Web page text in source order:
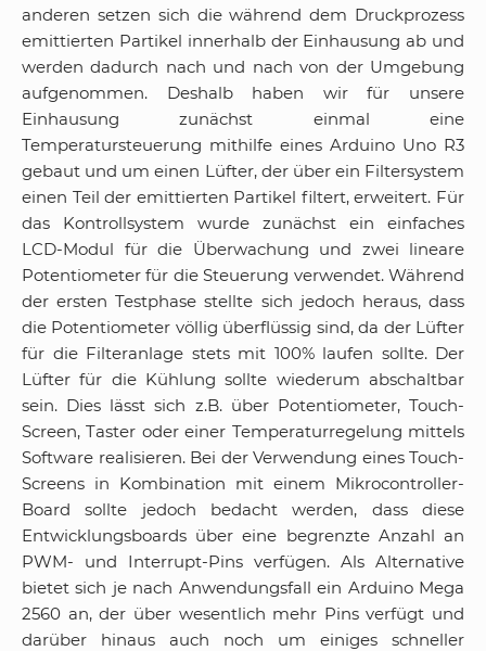
anderen setzen sich die während dem Druckprozess
emittierten Partikel innerhalb der Einhausung ab und
werden dadurch nach und nach von der Umgebung
aufgenommen. Deshalb haben wir für unsere
Einhausung zunächst einmal eine
Temperatursteuerung mithilfe eines Arduino Uno R3
gebaut und um einen Lüfter, der über ein Filtersystem
einen Teil der emittierten Partikel filtert, erweitert. Für
das Kontrollsystem wurde zunächst ein einfaches
LCD-Modul für die Überwachung und zwei lineare
Potentiometer für die Steuerung verwendet. Während
der ersten Testphase stellte sich jedoch heraus, dass
die Potentiometer völlig überflüssig sind, da der Lüfter
für die Filteranlage stets mit 100% laufen sollte. Der
Lüfter für die Kühlung sollte wiederum abschaltbar
sein. Dies lässt sich z.B. über Potentiometer, Touch-
Screen, Taster oder einer Temperaturregelung mittels
Software realisieren. Bei der Verwendung eines Touch-
Screens in Kombination mit einem Mikrocontroller-
Board sollte jedoch bedacht werden, dass diese
Entwicklungsboards über eine begrenzte Anzahl an
PWM- und Interrupt-Pins verfügen. Als Alternative
bietet sich je nach Anwendungsfall ein Arduino Mega
2560 an, der über wesentlich mehr Pins verfügt und
darüber hinaus auch noch um einiges schneller